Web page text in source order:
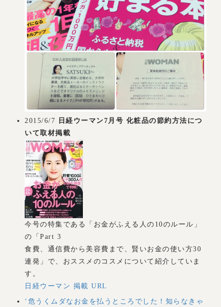
2015/6/7
日経ウーマン7月号 化粧品の節約方法につ
いて取材掲載
今号の特集である「お金がふえる人の10のルール」
の「Part 3
食費、通信費から美容費まで、賢いお金の使い方30
連発」で、おススメのコスメについて紹介していま
す。
日経ウーマン 掲載 URL
‘危うくムダなお金を払うところでした！知らなきゃ